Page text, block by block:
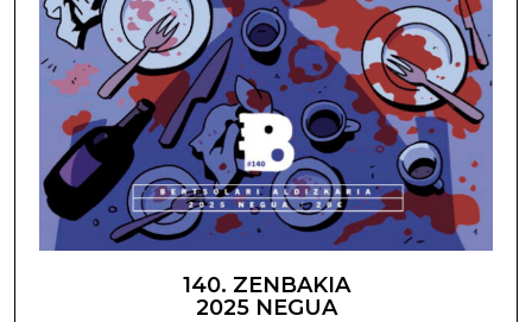
140. ZENBAKIA
2025 NEGUA